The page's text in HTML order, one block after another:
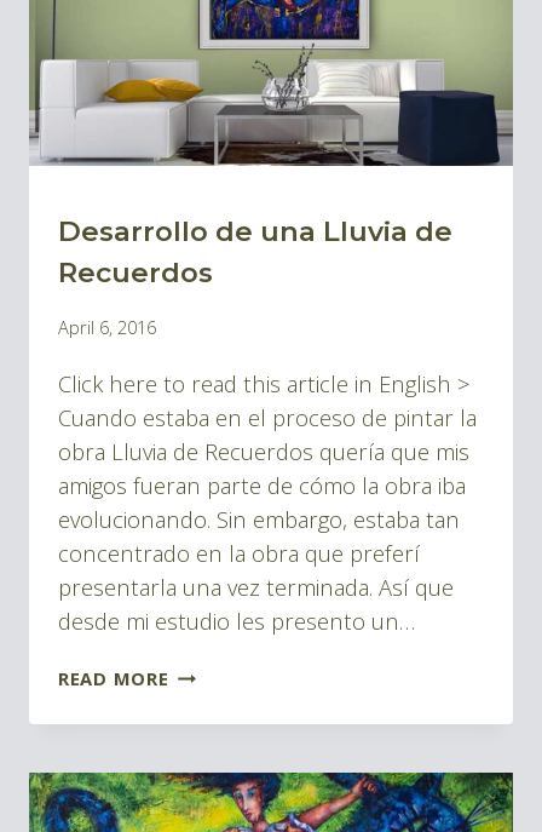
BLOG
|
PINTURAS
Desarrollo de una Lluvia de
Recuerdos
By
Montes
April 6, 2016
Click here to read this article in English >
Cuando estaba en el proceso de pintar la
obra Lluvia de Recuerdos quería que mis
amigos fueran parte de cómo la obra iba
evolucionando. Sin embargo, estaba tan
concentrado en la obra que preferí
presentarla una vez terminada. Así que
desde mi estudio les presento un…
READ MORE DESARROLLO
LLUVIA
DE